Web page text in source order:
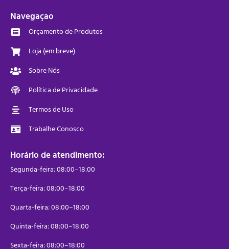
Navegaçao
Orçamento de Produtos
Loja (em breve)
Sobre Nós
Política de Privacidade
Termos de Uso
Trabalhe Conosco
Horário de atendimento:
Segunda-feira: 08:00–18:00
Terça-feira: 08:00–18:00
Quarta-feira: 08:00–18:00
Quinta-feira: 08:00–18:00
Sexta-feira: 08:00–18:00